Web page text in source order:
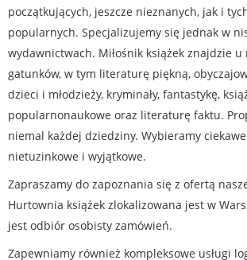
początkujących, jeszcze nieznanych, jak i
popularnych. Specjalizujemy się jednak w
wydawnictwach. Miłośnik książek znajdzie u
gatunków, w tym literaturę piękną,
dzieci i młodzieży, kryminały, fantastykę,
popularnonaukowe oraz literaturę faktu.
niemal każdej dziedziny. Wybieramy
nietuzinkowe i wyjątkowe.
Zapraszamy do zapoznania się z ofertą
Hurtownia książek zlokalizowana jest w
jest odbiór osobisty zamówień.
Zapewniamy również kompleksowe usługi